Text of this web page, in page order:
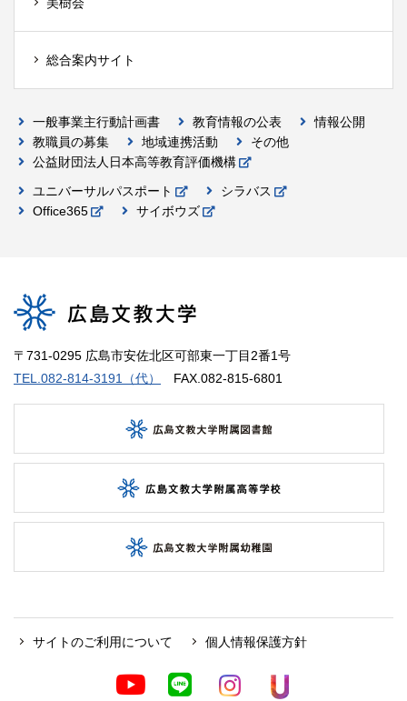
総合案内サイト
一般事業主行動計画書 教育情報の公表
情報公開
教職員の募集
地域連携活動
その他
公益財団法人日本高等教育評価機構
ユニバーサルパスポート
シラバス
Office365
サイボウズ
〒731-0295 広島市安佐北区可部東一丁目2番1号
TEL.082-814-3191（代）
FAX.082-815-6801
サイトのご利用について 個人情報保護方針